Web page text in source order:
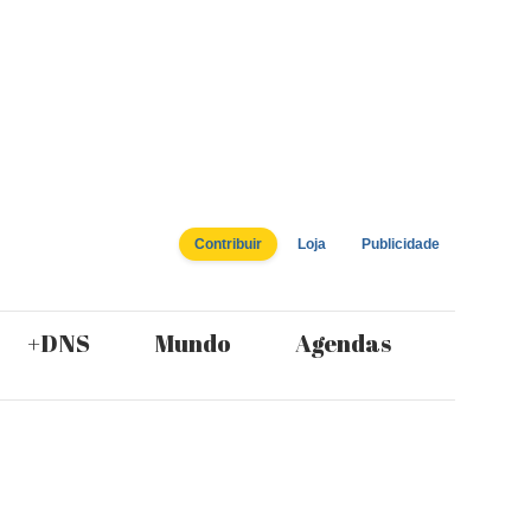
Contribuir Loja Publicidade
+DNS Mundo Agendas